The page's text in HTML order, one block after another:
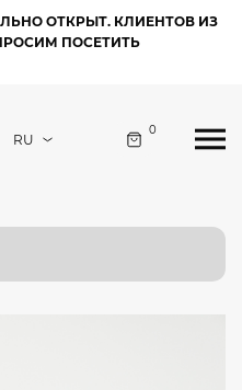
ОТКРЫТ. КЛИЕНТОВ ИЗ
ПОСЕТИТЬ
0